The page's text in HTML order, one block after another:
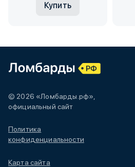
Купить
© 2026 «Ломбарды.рф»,
официальный сайт
Политика
конфиденциальности
Карта сайта